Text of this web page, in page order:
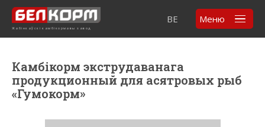
Жабінкаўскі камбікормавы завод
BE Меню
Камбікорм экструдаванага
продукционный для асятровых рыб
«Гумокорм»